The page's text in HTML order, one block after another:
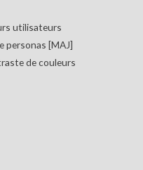
utilisateurs
personas [MAJ]
de couleurs